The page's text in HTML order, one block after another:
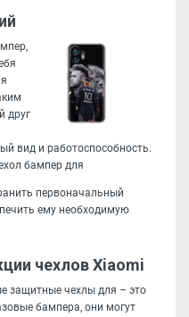
друг
вид и работоспособность.
бампер для
первоначальный
ему необходимую
чехлов Xiaomi
защитные чехлы для – это
бампера, они могут